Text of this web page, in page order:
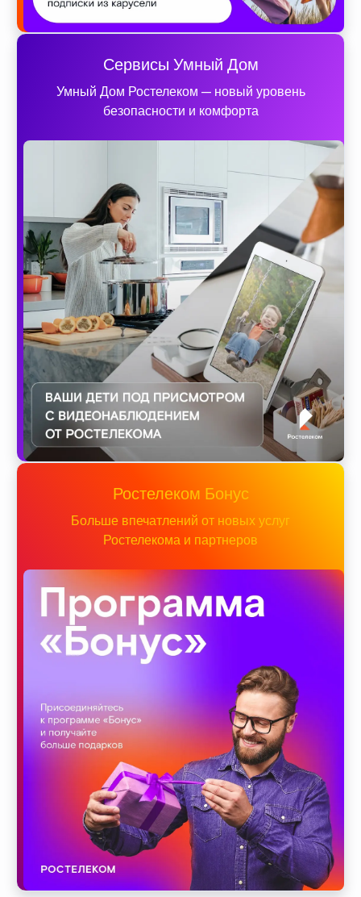
Сервисы Умный Дом
Умный Дом Ростелеком — новый уровень
безопасности и комфорта
Ростелеком Бонус
Больше впечатлений от новых услуг
Ростелекома и партнеров